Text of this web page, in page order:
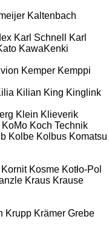
Kaltenbach
Karl Schnell
Karl
KawaKenki
Kemper Kemppi
Kilian King Kinglink
Klein Klieverik
KoMo Koch Technik
Kolbe Kolbus Komatsu
Kornit Kosme Kotło-Pol
Kraus Krause
Krupp Krämer Grebe